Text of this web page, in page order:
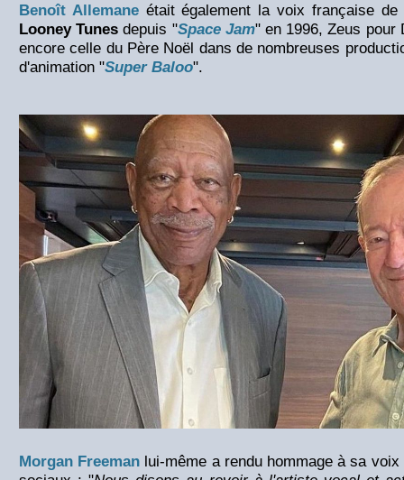
Benoît Allemane était également la voix française
Looney Tunes depuis "Space Jam" en 1996, Zeus pour
encore celle du Père Noël dans de nombreuses
d'animation "Super Baloo".
Morgan Freeman lui-même a rendu hommage à sa